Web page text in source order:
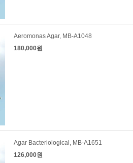
Aeromonas Agar, MB-A1048
180,000원
Agar Bacteriological, MB-A1651
126,000원